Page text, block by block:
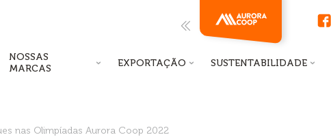
NOSSAS
MARCAS
EXPORTAÇÃO SUSTENTABILIDADE
nas Olimpíadas Aurora Coop 2022